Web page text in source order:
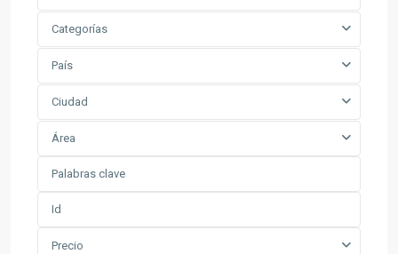
Categorías
País
Ciudad
Área
Precio